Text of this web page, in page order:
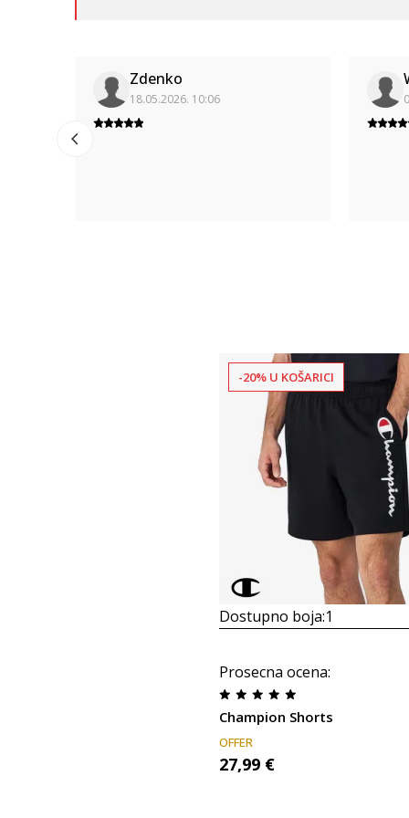
Zdenko
18.05.2026. 10:06
-20% U KOŠARICI
Dostupno boja:1
Prosecna ocena:
Champion Shorts
OFFER
27,99 €